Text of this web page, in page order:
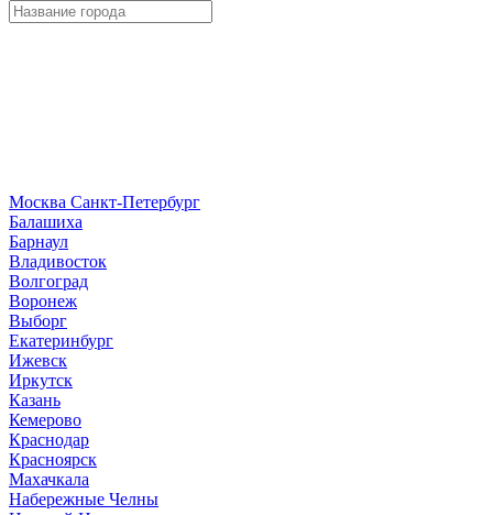
Москва Санкт-Петербург
Балашиха
Барнаул
Владивосток
Волгоград
Воронеж
Выборг
Екатеринбург
Ижевск
Иркутск
Казань
Кемерово
Краснодар
Красноярск
Махачкала
Набережные Челны